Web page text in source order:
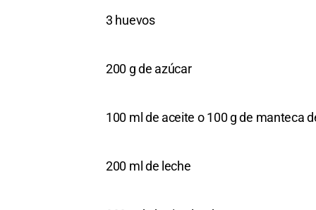
3 huevos
200 g de azúcar
100 ml de aceite o 100 g de manteca
200 ml de leche